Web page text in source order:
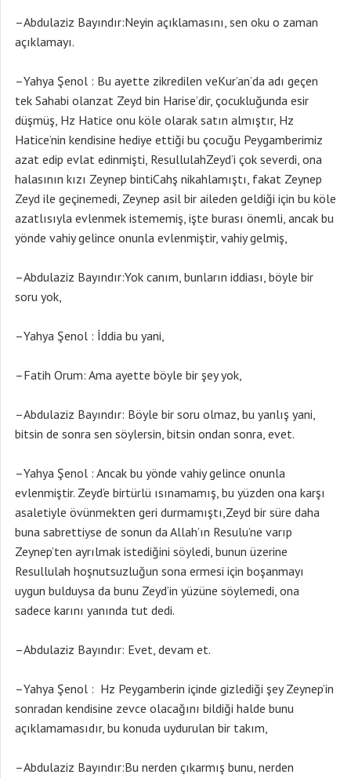
–Abdulaziz Bayındır:Neyin açıklamasını, sen oku o zaman
açıklamayı.
–Yahya Şenol : Bu ayette zikredilen veKur’an’da adı geçen
tek Sahabi olanzat Zeyd bin Harise’dir, çocukluğunda esir
düşmüş, Hz Hatice onu köle olarak satın almıştır, Hz
Hatice’nin kendisine hediye ettiği bu çocuğu Peygamberimiz
azat edip evlat edinmişti, ResullulahZeyd’i çok severdi, ona
halasının kızı Zeynep bintiCahş nikahlamıştı, fakat Zeynep
Zeyd ile geçinemedi, Zeynep asil bir aileden geldiği için bu köle
azatlısıyla evlenmek istememiş, işte burası önemli, ancak bu
yönde vahiy gelince onunla evlenmiştir, vahiy gelmiş,
–Abdulaziz Bayındır:Yok canım, bunların iddiası, böyle bir
soru yok,
–Yahya Şenol : İddia bu yani,
–Fatih Orum: Ama ayette böyle bir şey yok,
–Abdulaziz Bayındır: Böyle bir soru olmaz, bu yanlış yani,
bitsin de sonra sen söylersin, bitsin ondan sonra, evet.
–Yahya Şenol : Ancak bu yönde vahiy gelince onunla
evlenmiştir. Zeyd’e birtürlü ısınamamış, bu yüzden ona karşı
asaletiyle övünmekten geri durmamıştı,Zeyd bir süre daha
buna sabrettiyse de sonun da Allah’ın Resulu’ne varıp
Zeynep’ten ayrılmak istediğini söyledi, bunun üzerine
Resullulah hoşnutsuzluğun sona ermesi için boşanmayı
uygun bulduysa da bunu Zeyd’in yüzüne söylemedi, ona
sadece karını yanında tut dedi.
–Abdulaziz Bayındır: Evet, devam et.
–Yahya Şenol : Hz Peygamberin içinde gizlediği şey Zeynep’in
sonradan kendisine zevce olacağını bildiği halde bunu
açıklamamasıdır, bu konuda uydurulan bir takım,
–Abdulaziz Bayındır:Bu nerden çıkarmış bunu, nerden